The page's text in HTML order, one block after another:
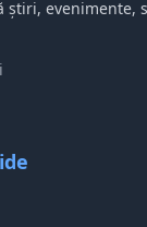
știri,